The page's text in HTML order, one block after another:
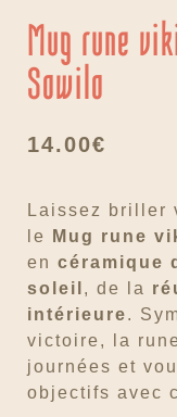
Mug rune
Sowilo
14.00€
Laissez briller
le
Mug rune
en céramique
soleil , de la
intérieure.
victoire, la
journées et
objectifs avec